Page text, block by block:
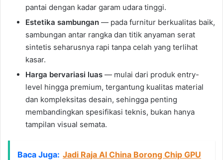
pantai dengan kadar garam udara tinggi.
Estetika sambungan — pada furnitur berkualitas baik,
sambungan antar rangka dan titik anyaman serat
sintetis seharusnya rapi tanpa celah yang terlihat
kasar.
Harga bervariasi luas — mulai dari produk entry-
level hingga premium, tergantung kualitas material
dan kompleksitas desain, sehingga penting
membandingkan spesifikasi teknis, bukan hanya
tampilan visual semata.
Baca Juga: Jadi Raja AI China Borong Chip GPU